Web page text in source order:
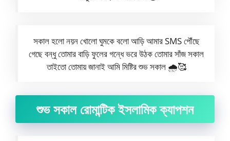
সকাল হলো নয়ন খোলো ঘুমকে বলো আড়ি আমার SMS পৌঁছে
গেছে বন্ধু তোমার বাড়ি ফুলের গন্ধে ভরে উঠক তোমার সাঁজ সকাল
তাইতো তোমায় জানাই আমি মিষ্টির শুভ সকাল 🌧️🥰
শুভ সকাল রোমান্টিক ইসলামিক ক্যাপশন